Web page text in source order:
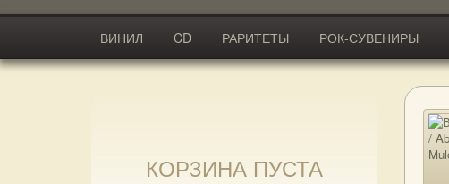
ВИНИЛ CD РАРИТЕТЫ РОК-СУВЕНИРЫ
АКСЕССУАРЫ
КОРЗИНА ПУСТА